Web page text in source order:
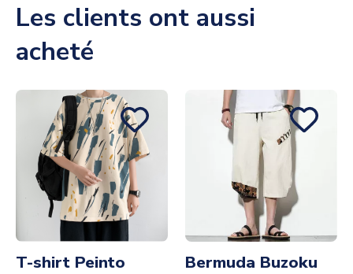
Les clients ont aussi
acheté
T-shirt Peinto Bermuda Buzoku